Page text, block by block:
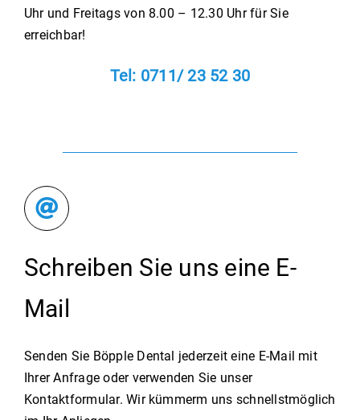
Uhr und Freitags von 8.00 – 12.30 Uhr für Sie
erreichbar!
Tel: 0711/ 23 52 30
Schreiben Sie uns eine E-
Mail
Senden Sie Böpple Dental jederzeit eine E-Mail mit
Ihrer Anfrage oder verwenden Sie unser
Kontaktformular. Wir kümmerm uns schnellstmöglich